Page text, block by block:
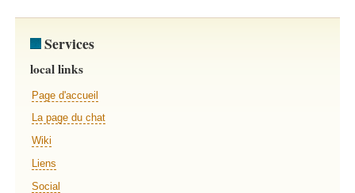
Services
local links
Page d'accueil
La page du chat
Wiki
Liens
Social